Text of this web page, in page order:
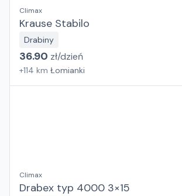
Climax
Krause Stabilo
Drabiny
36.90 zł/dzień
+114 km Łomianki
Climax
Drabex typ 4000 3×15